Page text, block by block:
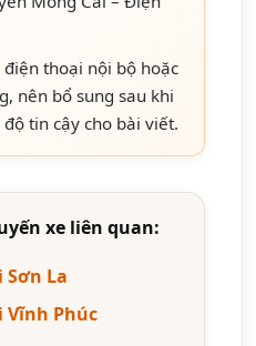
điện thoại nội bộ hoặc
nên bổ sung sau khi
tin cậy cho bài viết.
xe liên quan:
Sơn La
Vĩnh Phúc